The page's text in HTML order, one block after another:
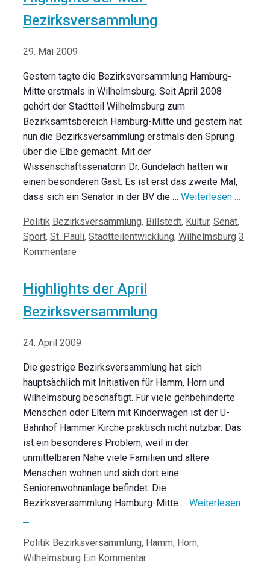
Bezirksversammlung
29. Mai 2009
Gestern tagte die Bezirksversammlung Hamburg-
Mitte erstmals in Wilhelmsburg. Seit April 2008
gehört der Stadtteil Wilhelmsburg zum
Bezirksamtsbereich Hamburg-Mitte und gestern hat
nun die Bezirksversammlung erstmals den Sprung
über die Elbe gemacht. Mit der
Wissenschaftssenatorin Dr. Gundelach hatten wir
einen besonderen Gast. Es ist erst das zweite Mal,
dass sich ein Senator in der BV die … Weiterlesen …
Kategorien
Politik Schlagwörter
Bezirksversammlung, Billstedt, Kultur, Senat,
Sport, St. Pauli, Stadtteilentwicklung, Wilhelmsburg 3
Kommentare
Highlights der April
Bezirksversammlung
24. April 2009
Die gestrige Bezirksversammlung hat sich
hauptsächlich mit Initiativen für Hamm, Horn und
Wilhelmsburg beschäftigt. Für viele gehbehinderte
Menschen oder Eltern mit Kinderwagen ist der U-
Bahnhof Hammer Kirche praktisch nicht nutzbar. Das
ist ein besonderes Problem, weil in der
unmittelbaren Nähe viele Familien und ältere
Menschen wohnen und sich dort eine
Seniorenwohnanlage befindet. Die
Bezirksversammlung Hamburg-Mitte … Weiterlesen
…
Kategorien
Politik Schlagwörter
Bezirksversammlung, Hamm, Horn,
Wilhelmsburg Ein Kommentar